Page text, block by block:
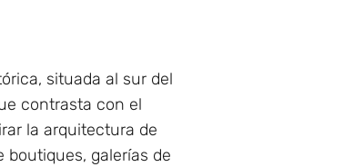
situada al sur del
contrasta con el
la arquitectura de
boutiques, galerías de